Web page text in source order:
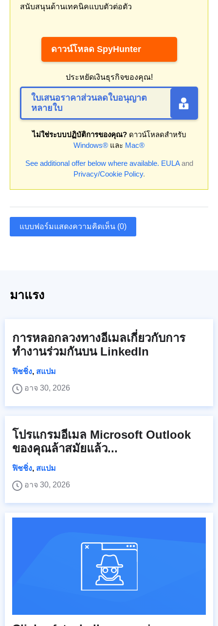
สนับสนุนด้านเทคนิคแบบตัวต่อตัว
ดาวน์โหลด SpyHunter
ประหยัดเงินธุรกิจของคุณ!
ใบเสนอราคาส่วนลดใบอนุญาต
หลายใบ
ไม่ใช่ระบบปฏิบัติการของคุณ?ดาวน์โหลดสำหรับ
Windows® และ Mac®
See additional offer below where available. EULAand
Privacy/Cookie Policy.
แบบฟอร์มแสดงความคิดเห็น (0)
มาแรง
การหลอกลวงทางอีเมลเกี่ยวกับการ
ทำงานร่วมกันบน LinkedIn
ฟิชชิ่ง, สแปม
อาจ 30, 2026
โปรแกรมอีเมล Microsoft Outlook
ของคุณล้าสมัยแล้ว...
ฟิชชิ่ง, สแปม
อาจ 30, 2026